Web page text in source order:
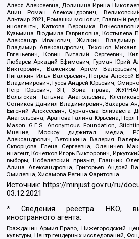
Алеся Алексеевна, Долинина Ирина
Анин Роман Александрович,
Альтаир 2021, Ромашки монолит, Главный
иноагенты, Каткова Вероника
Кузьмина Людмила Гавриловна, Костылева
Александр Иванович, Жилкин Владимир
Владимир Александрович, Тихонов Михаил
Евгеньевич, Ковин Виталий Сергеевич,
Любарев Аркадий Ефимович, Гурман Юрий
Викторович, Важенков Артем
Пигалкин Илья Валерьевич, Петров Алексей
Владимирович, Гусев Андрей Юрьевич,
Петр Юрьевич, ЗП, Зона права,
Вольтская Татьяна Анатольевна,
Сотников Даниил Владимирович, Захаров
Евгений Алексеевич, Сурначева Елизавета
Анатольевна, Арапова Галина Юрьевна,
Mason G.E.S. Anonymous Foundation,
Мнение, Москоу диджитал медиа,
Александрович, Ветошкина Валерия
Скворцова Елена Сергеевна, Оленичев
инагент, Кочетков Игорь Викторович,
выборы, Нобелевский призыв, Еланчик
Алина Александровна, Григорьев Андрей
Эмилевна, Хисамова Регина Фаритовна
Источник: https://minjust.gov.ru/ru/
03.12.2021
* Сведения реестра НКО,
иностранного агента:
Гражданин.Армия.Право, Нижегородский
культуры, Центр гендерных исследований,